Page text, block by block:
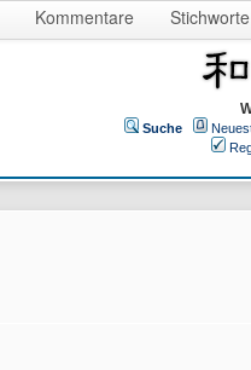
Kommentare Stichworte
Suche